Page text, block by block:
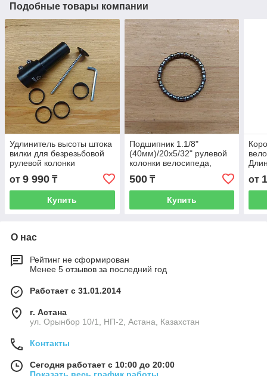
Подобные товары компании
Удлинитель высоты штока
вилки для безрезьбовой
рулевой колонки
размером 1-1/8". До 130
мм. Увеличитель.
Аксессуар на велосипед.
от 9 990 ₸
Купить
Подшипник 1.1/8"
(40мм)/20х5/32" рулевой
колонки велосипеда,
штока вилки в сепараторе
(диаметр 40 мм). На руль.
500₸
Купить
от
О нас
Рейтинг не сформирован
Менее 5 отзывов за последний год
Работает с 31.01.2014
г. Астана
ул. Орынбор 10/1, НП-2, Астана, Казахстан
Контакты
Сегодня работает с 10:00 до 20:00